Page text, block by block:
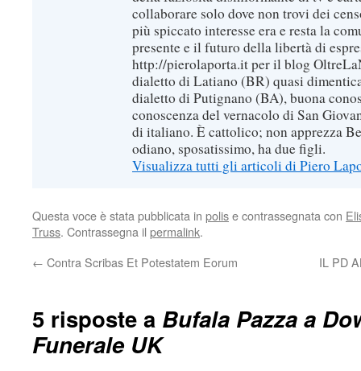
collaborare solo dove non trovi dei
più spiccato interesse era e resta la
presente e il futuro della libertà di
http://pierolaporta.it per il blog
dialetto di Latiano (BR) quasi
dialetto di Putignano (BA), buona
conoscenza del vernacolo di San
di italiano. È cattolico; non apprezza
odiano, sposatissimo, ha due figli.
Visualizza tutti gli articoli di Piero
Questa voce è stata pubblicata in polise contrassegnata con
Truss. Contrassegna il permalink.
← Contra Scribas Et Potestatem Eorum IL PD
5 risposte a Bufala Pazza a
Funerale UK